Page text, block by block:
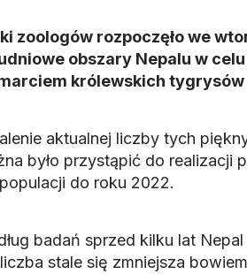
zoologów rozpoczęło we
obszary Nepalu w
królewskich tygrysów
aktualnej liczby tych
było przystąpić do realizacji
do roku 2022.
badań sprzed kilku lat
stale się zmniejsza